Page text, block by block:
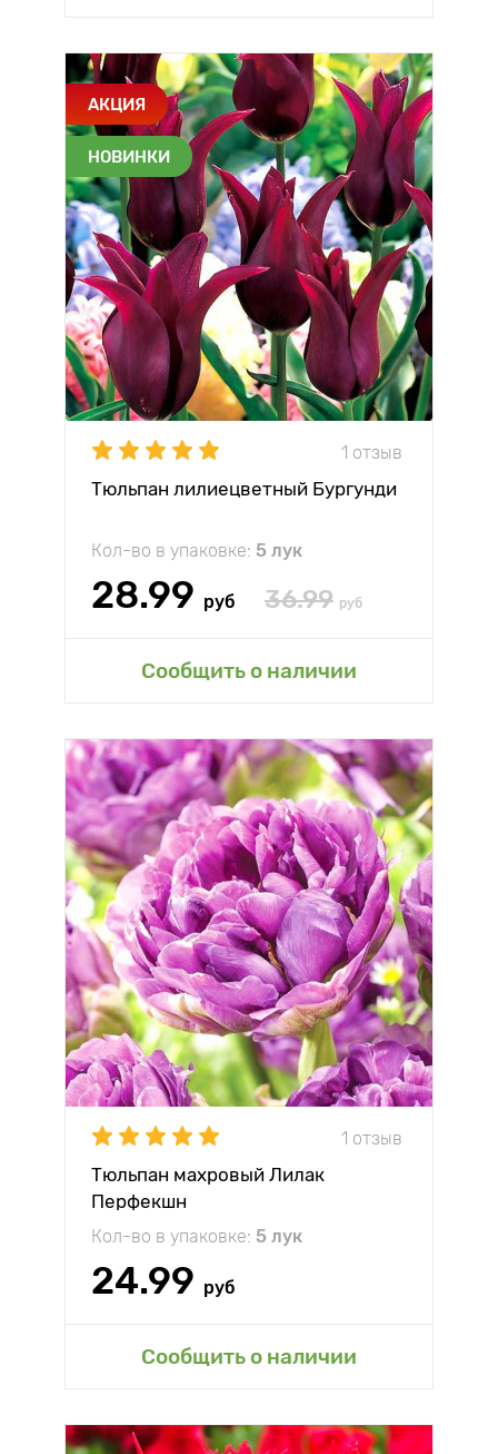
АКЦИЯ
НОВИНКИ
1 отзыв
Тюльпан лилиецветный Бургунди
Кол-во в упаковке: 5 лук
28.99 руб 36.99 руб
Сообщить о наличии
1 отзыв
Тюльпан махровый Лилак
Перфекшн
Кол-во в упаковке: 5 лук
24.99 руб
Сообщить о наличии